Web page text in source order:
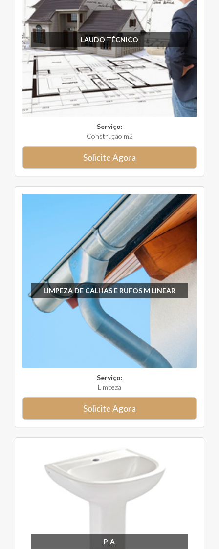
LAUDO TÉCNICO
Serviço:
Construção m2
Solicite Agora
LIMPEZA DE CALHAS E RUFOS M LINEAR
Serviço:
Limpeza
Solicite Agora
PIA